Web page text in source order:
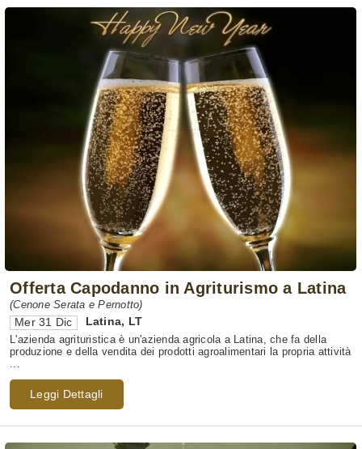
Offerta Capodanno in Agriturismo a Latina
(Cenone Serata e Pernotto)
Mer 31 Dic Latina, LT
L'azienda agrituristica è un'azienda agricola a Latina, che fa della
produzione e della vendita dei prodotti agroalimentari la propria attività
...
Leggi Dettagli